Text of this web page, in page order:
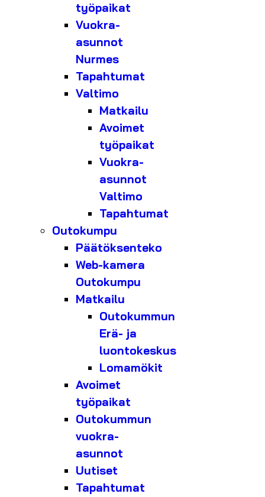
työpaikat
Vuokra-
asunnot
Nurmes
Tapahtumat
Valtimo
Matkailu
Avoimet
työpaikat
Vuokra-
asunnot
Valtimo
Tapahtumat
Outokumpu
Päätöksenteko
Web-kamera
Outokumpu
Matkailu
Outokummun
Erä- ja
luontokeskus
Lomamökit
Avoimet
työpaikat
Outokummun
vuokra-
asunnot
Uutiset
Tapahtumat